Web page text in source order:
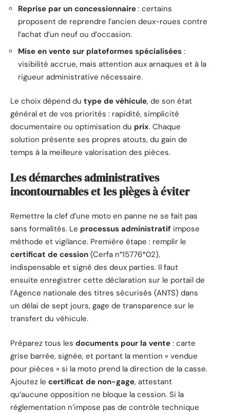
Reprise par un concessionnaire : certains
proposent de reprendre l’ancien deux-roues contre
l’achat d’un neuf ou d’occasion.
Mise en vente sur plateformes spécialisées :
visibilité accrue, mais attention aux arnaques et à la
rigueur administrative nécessaire.
Le choix dépend du type de véhicule, de son état
général et de vos priorités : rapidité, simplicité
documentaire ou optimisation du prix. Chaque
solution présente ses propres atouts, du gain de
temps à la meilleure valorisation des pièces.
Les démarches administratives
incontournables et les pièges à éviter
Remettre la clef d’une moto en panne ne se fait pas
sans formalités. Le processus administratif impose
méthode et vigilance. Première étape : remplir le
certificat de cession (Cerfa n°15776*02),
indispensable et signé des deux parties. Il faut
ensuite enregistrer cette déclaration sur le portail de
l’Agence nationale des titres sécurisés (ANTS) dans
un délai de sept jours, gage de transparence sur le
transfert du véhicule.
Préparez tous les documents pour la vente : carte
grise barrée, signée, et portant la mention « vendue
pour pièces » si la moto prend la direction de la casse.
Ajoutez le certificat de non-gage, attestant
qu’aucune opposition ne bloque la cession. Si la
réglementation n’impose pas de contrôle technique